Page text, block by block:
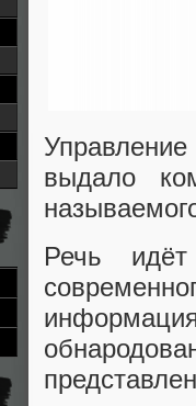
выдало
Речь